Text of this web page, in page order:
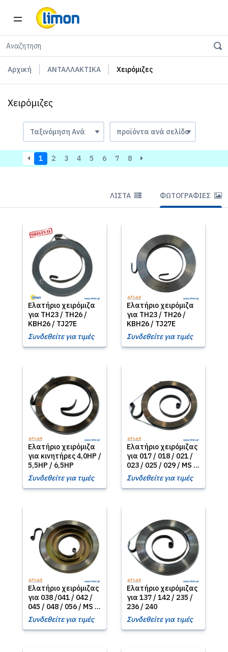
Αρχική ΑΝΤΑΛΛΑΚΤΙΚΑ Χειρόμιζες
Χειρόμιζες
1 2 3 4 5 6 7 8
ΛΊΣΤΑ ΦΩΤΟΓΡΑΦΊΕΣ
Ελατήριο χειρόμιζα
για TH23 / TH26 /
KBH26 / TJ27E
Συνδεθείτε για τιμές
Ελατήριο χειρόμιζα
για TH23 / TH26 /
KBH26 / TJ27E
Συνδεθείτε για τιμές
Ελατήριο χειρόμιζα
για κινητήρες 4,0HP /
5,5HP / 6,5HP
Συνδεθείτε για τιμές
Ελατήριο χειρόμιζας
για 017 / 018 / 021 /
023 / 025 / 029 / MS ...
Συνδεθείτε για τιμές
Ελατήριο χειρόμιζας
για 038 /041 / 042 /
045 / 048 / 056 / MS ...
Συνδεθείτε για τιμές
Ελατήριο χειρόμιζας
για 137 / 142 / 235 /
236 / 240
Συνδεθείτε για τιμές